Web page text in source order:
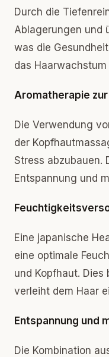
Durch die
Ablagerungen und
was die
das
Aromatherapie
Die Verwendung
der
Stress abzubauen.
Entspannung und
Eine japanische
eine optimale
und Kopfhaut.
verleiht dem Haar
Entspannung und
Die Kombination